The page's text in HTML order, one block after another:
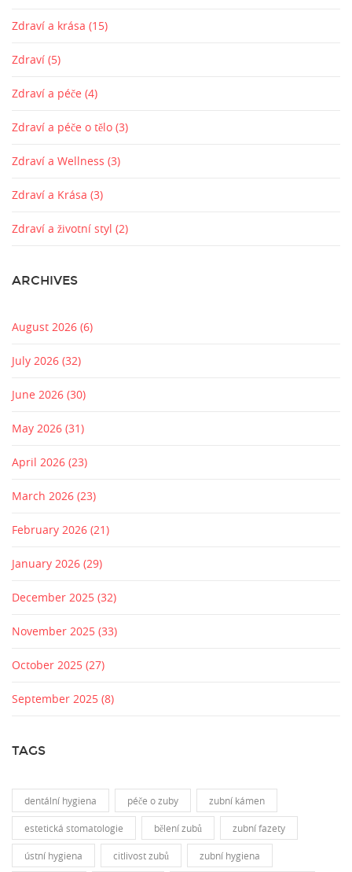
Zdraví a krása (15)
Zdraví (5)
Zdraví a péče (4)
Zdraví a péče o tělo (3)
Zdraví a Wellness (3)
Zdraví a Krása (3)
Zdraví a životní styl (2)
ARCHIVES
August 2026 (6)
July 2026 (32)
June 2026 (30)
May 2026 (31)
April 2026 (23)
March 2026 (23)
February 2026 (21)
January 2026 (29)
December 2025 (32)
November 2025 (33)
October 2025 (27)
September 2025 (8)
TAGS
dentální hygiena péče o zuby zubní kámen
estetická stomatologie bělení zubů zubní fazety
ústní hygiena citlivost zubů zubní hygiena